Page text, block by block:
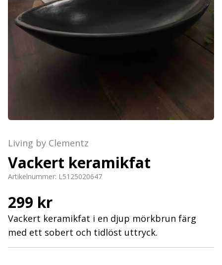
Living by Clementz
Vackert keramikfat
Artikelnummer: L5125020647
299 kr
Vackert keramikfat i en djup mörkbrun färg
med ett sobert och tidlöst uttryck.